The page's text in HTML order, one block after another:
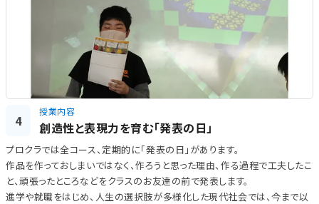
4
授業内容
創造性と表現力を育む「発表の日」
プロクラでは全コース、定期的に「発表の日」があります。
作品を作っておしまいではなく、作ろうと思った理由、作る過程で工夫したこ
と、頑張ったところなどをクラスのお友達の前で発表します。
進学や就職をはじめ、人生の選択肢が多様化した現代社会では、今まで以